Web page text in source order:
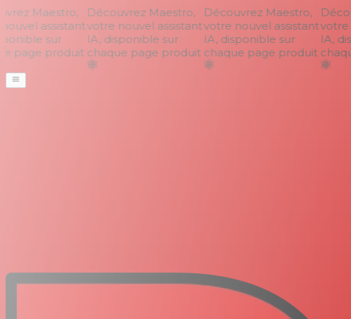
Maestro,
assistant
sur
page produit
Découvrez Maestro,
votre nouvel assistant
IA, disponible sur
chaque page produit
Découvrez Maestro,
votre nouvel assistant
IA, disponible sur
chaque page produit
votre
IA,